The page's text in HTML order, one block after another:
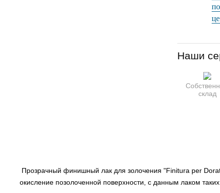
Наши
склад
Прозрачный финишный лак для золочения "Finitura per
окисление позолоченной поверхности, с данным лаком